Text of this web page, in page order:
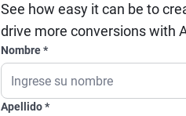
See how easy it can be to
drive more conversions with
Nombre
Apellido